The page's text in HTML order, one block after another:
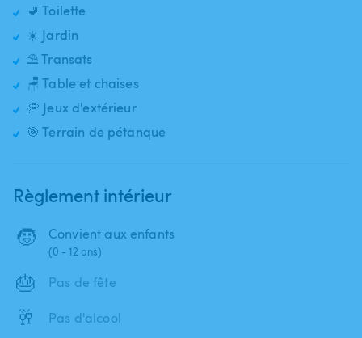
🚽 Toilette
☀️ Jardin
⛱️ Transats
🪑 Table et chaises
🥏 Jeux d'extérieur
🎯 Terrain de pétanque
Règlement intérieur
🧒 Convient aux enfants
(0 - 12 ans)
🎂 Pas de fête
🥂 Pas d'alcool